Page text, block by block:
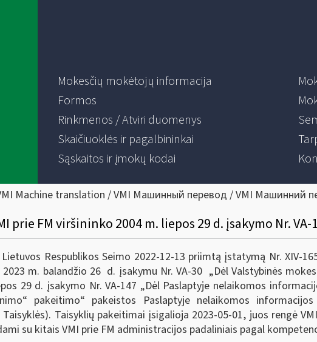
Mokesčių mokėtojų informacija
Formos
Rinkmenos / Atviri duomenys
Skaičiuoklės ir pagalbininkai
Sąskaitos ir įmokų kodai
Machine translation / VMI Машинный перевод / VMI Машинний
prie FM viršininko 2004 m. liepos 29 d. įsakymo Nr.
Respublikos Seimo 2022-12-13 priimtą įstatymą Nr. XIV-
m. balandžio 26 d. įsakymu Nr. VA-30 „Dėl Valstybinės
29 d. įsakymo Nr. VA-147 „Dėl Paslaptyje nelaikomos
pakeitimo“ pakeistos Paslaptyje nelaikomos
Taisyklių pakeitimai įsigalioja 2023-05-01, juos rengė
su kitais VMI prie FM administracijos padaliniais pagal